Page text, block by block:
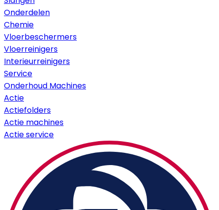
Onderdelen
Chemie
Vloerbeschermers
Vloerreinigers
Interieurreinigers
Service
Onderhoud Machines
Actie
Actiefolders
Actie machines
Actie service